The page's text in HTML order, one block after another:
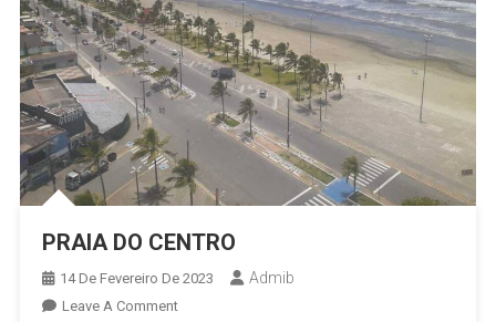
PRAIA DO CENTRO
14 De Fevereiro De 2023 Admib
Leave A CommentOn